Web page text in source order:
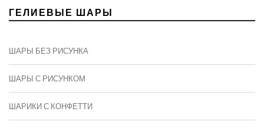
ГЕЛИЕВЫЕ ШАРЫ
ШАРЫ БЕЗ РИСУНКА
ШАРЫ С РИСУНКОМ
ШАРИКИ С КОНФЕТТИ